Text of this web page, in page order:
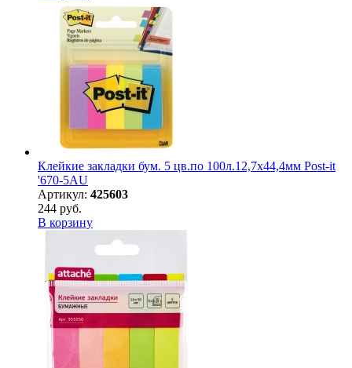
Клейкие закладки бум. 5 цв.по 100л.12,7х44,4мм Post-it
'670-5AU
Артикул: 425603
244 руб.
В корзину